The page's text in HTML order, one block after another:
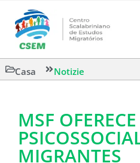
Casa Notizie
MSF
MIGRANTES